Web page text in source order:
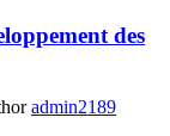
des
admin2189